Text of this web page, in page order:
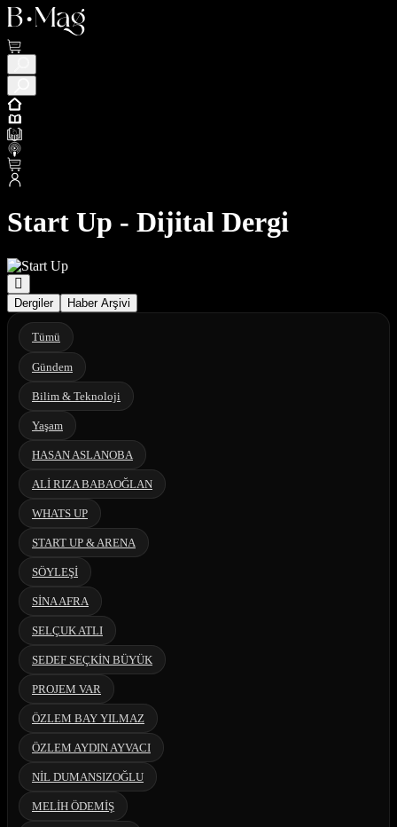
Start Up - Dijital Dergi
Dergiler Haber Arşivi
Tümü
Gündem
Bilim & Teknoloji
Yaşam
HASAN ASLANOBA
ALİ RIZA BABAOĞLAN
WHATS UP
START UP & ARENA
SÖYLEŞİ
SİNA AFRA
SELÇUK ATLI
SEDEF SEÇKİN BÜYÜK
PROJEM VAR
ÖZLEM BAY YILMAZ
ÖZLEM AYDIN AYVACI
NİL DUMANSIZOĞLU
MELİH ÖDEMİŞ